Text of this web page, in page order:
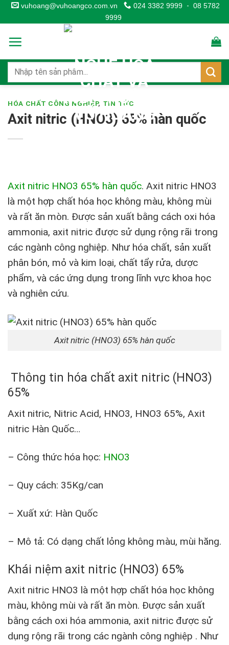
Skip
to
content
vuhoang@vuhoangco.com.vn 024 3382 9999 - 08 5782
9999
HÓA CHẤT CÔNG NGHIỆP, TIN TỨC
Axit nitric (HNO3) 65% hàn quốc
Axit nitric HNO3 65% hàn quốc. Axit nitric HNO3
là một hợp chất hóa học không màu, không mùi
và rất ăn mòn. Được sản xuất bằng cách oxi hóa
ammonia, axit nitric được sử dụng rộng rãi trong
các ngành công nghiệp. Như hóa chất, sản xuất
phân bón, mỏ và kim loại, chất tẩy rửa, dược
phẩm, và các ứng dụng trong lĩnh vực khoa học
và nghiên cứu.
Axit nitric (HNO3) 65% hàn quốc
Thông tin hóa chất axit nitric (HNO3)
65%
Axit nitric, Nitric Acid, HNO3, HNO3 65%, Axit
nitric Hàn Quốc…
– Công thức hóa học: HNO3
– Quy cách: 35Kg/can
– Xuất xứ: Hàn Quốc
– Mô tả: Có dạng chất lỏng không màu, mùi hăng.
Khái niệm axit nitric (HNO3) 65%
Axit nitric HNO3 là một hợp chất hóa học không
màu, không mùi và rất ăn mòn. Được sản xuất
bằng cách oxi hóa ammonia, axit nitric được sử
dụng rộng rãi trong các ngành công nghiệp . Như